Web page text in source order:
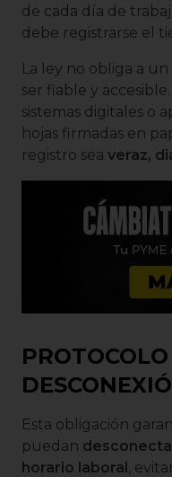
de cada día de
debe registrarse el
La ley no obliga a
ser fiable y
sistemas digitales o
hojas firmadas en
registro sea veraz,
Esta obligación
puedan
horario laboral,